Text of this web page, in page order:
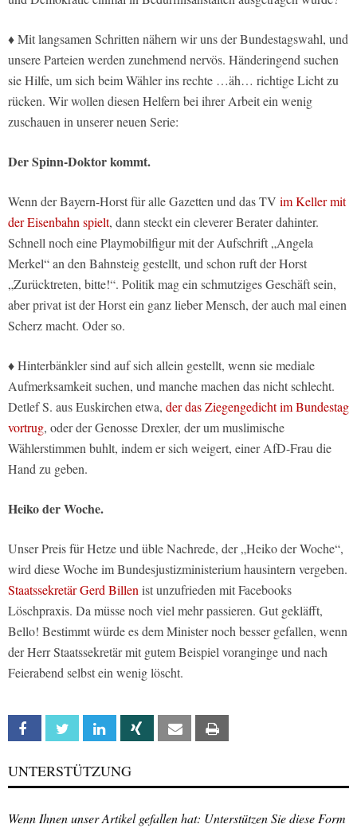
♦ Mit langsamen Schritten nähern wir uns der Bundestagswahl, und
unsere Parteien werden zunehmend nervös. Händeringend suchen
sie Hilfe, um sich beim Wähler ins rechte …äh… richtige Licht zu
rücken. Wir wollen diesen Helfern bei ihrer Arbeit ein wenig
zuschauen in unserer neuen Serie:
Der Spinn-Doktor kommt.
Wenn der Bayern-Horst für alle Gazetten und das TV im Keller mit
der Eisenbahn spielt, dann steckt ein cleverer Berater dahinter.
Schnell noch eine Playmobilfigur mit der Aufschrift „Angela
Merkel“ an den Bahnsteig gestellt, und schon ruft der Horst
„Zurücktreten, bitte!“. Politik mag ein schmutziges Geschäft sein,
aber privat ist der Horst ein ganz lieber Mensch, der auch mal einen
Scherz macht. Oder so.
♦ Hinterbänkler sind auf sich allein gestellt, wenn sie mediale
Aufmerksamkeit suchen, und manche machen das nicht schlecht.
Detlef S. aus Euskirchen etwa, der das Ziegengedicht im Bundestag
vortrug, oder der Genosse Drexler, der um muslimische
Wählerstimmen buhlt, indem er sich weigert, einer AfD-Frau die
Hand zu geben.
Heiko der Woche.
Unser Preis für Hetze und üble Nachrede, der „Heiko der Woche“,
wird diese Woche im Bundesjustizministerium hausintern vergeben.
Staatssekretär Gerd Billenist unzufrieden mit Facebooks
Löschpraxis. Da müsse noch viel mehr passieren. Gut gekläfft,
Bello! Bestimmt würde es dem Minister noch besser gefallen, wenn
der Herr Staatssekretär mit gutem Beispiel voranginge und nach
Feierabend selbst ein wenig löscht.
Facebook Twitter Linkedin Xing Email
UNTERSTÜTZUNG
Wenn Ihnen unser Artikel gefallen hat: Unterstützen Sie diese Form